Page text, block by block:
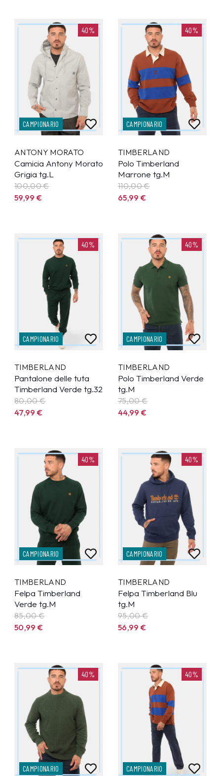
40%
CAMPIONARIO
ANTONY MORATO
Camicia Antony Morato
Grigia tg.L
100,00 €
59,99€
40%
CAMPIONARIO
TIMBERLAND
Polo Timberland
Marrone tg.M
110,00 €
65,99€
40%
CAMPIONARIO
TIMBERLAND
Pantalone delle tuta
Timberland Verde tg.32
80,00 €
47,99€
40%
CAMPIONARIO
TIMBERLAND
Polo Timberland Verde
tg.M
75,00 €
44,99€
40%
CAMPIONARIO
TIMBERLAND
Felpa Timberland
Verde tg.M
85,00 €
50,99€
40%
CAMPIONARIO
TIMBERLAND
Felpa Timberland Blu
tg.M
95,00 €
56,99€
40%
CAMPIONARIO
40%
CAMPIONARIO